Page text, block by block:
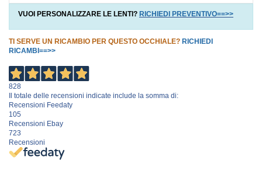
VUOI PERSONALIZZARE LE LENTI? RICHIEDI PREVENTIVO==>>
TI SERVE UN RICAMBIO PER QUESTO OCCHIALE? RICHIEDI
RICAMBI==>>
828
Il totale delle recensioni indicate include la somma di:
Recensioni Feedaty
105
Recensioni Ebay
723
Recensioni